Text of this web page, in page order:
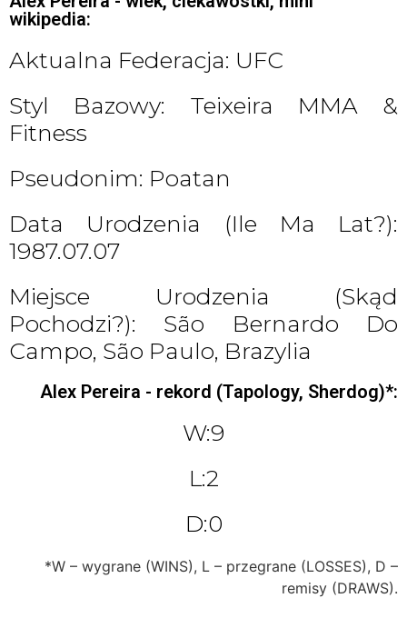
wikipedia:
Aktualna Federacja: UFC
Styl Bazowy: Teixeira MMA &
Fitness
Pseudonim: Poatan
Data Urodzenia (ile Ma Lat?):
1987.07.07
Miejsce Urodzenia (skąd
Pochodzi?): São Bernardo Do
Campo, São Paulo, Brazylia
Alex Pereira - rekord (Tapology, Sherdog)*:
W:9
L:2
D:0
*W – wygrane (WINS), L – przegrane (LOSSES), D –
remisy (DRAWS).